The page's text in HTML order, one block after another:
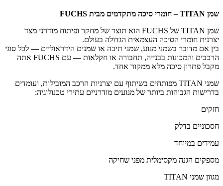
שמן TITAN – חומרי סיכה מתקדמים מבית FUCHS
שמן TITAN של FUCHS הוא תוצר של מחקר ופיתוח מודרני מצד
יצרנית חומרי הסיכה העצמאית הגדולה בעולם.
בין אם מדובר בשמני מנוע, שמני תיבה או שמנים הידראוליים — לכל סוגי
הרכבים והמכונות בבנייה, תחבורה או חקלאות — עם FUCHS אתה
מקבל פתרון סיכה מלא ממקור אחד.
שמני TITAN מפותחים בשיתוף עם יצרניות הרכב המובילות, ועומדים
בדרישות הגבוהות ביותר של מנועים מודרניים עתירי טכנולוגיה:
חזקים
חסכוניים בדלק
עמידים במיוחד
מספקים הגנה מקסימלית מפני שחיקה
מגוון שמני TITAN